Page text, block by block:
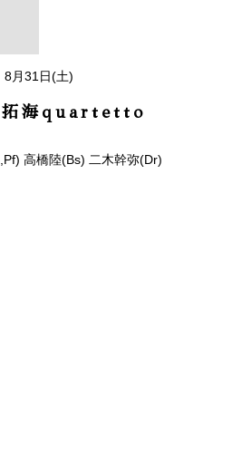
8月31日(土)
拓海quartetto
高橋陸(Bs) 二木幹弥(Dr)